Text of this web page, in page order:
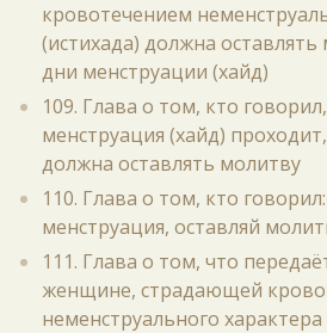
кровотечением
(истихада) должна
дни менструации (хайд)
109. Глава о том, кто
менструация (хайд)
должна оставлять молитву
110. Глава о том, кто
менструация, оставляй
111. Глава о том, что
женщине, страдающей
неменструального характера